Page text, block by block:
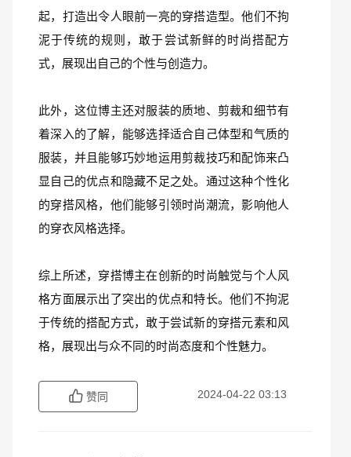
起，打造出令人眼前一亮的穿搭造型。他们不拘
泥于传统的规则，敢于尝试新鲜的时尚搭配方
式，展现出自己的个性与创造力。
此外，这位博主还对服装的质地、剪裁和细节有
着深入的了解，能够选择适合自己体型和气质的
服装，并且能够巧妙地运用剪裁技巧和配饰来凸
显自己的优点和隐藏不足之处。通过这种个性化
的穿搭风格，他们能够引领时尚潮流，影响他人
的穿衣风格选择。
综上所述，穿搭博主在创新的时尚触觉与个人风
格方面展示出了突出的优点和特长。他们不拘泥
于传统的搭配方式，敢于尝试新的穿搭元素和风
格，展现出与众不同的时尚态度和个性魅力。
赞同 2024-04-22 03:13